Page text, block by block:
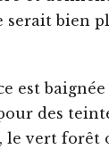
serait bien
est
des
le vert forêt